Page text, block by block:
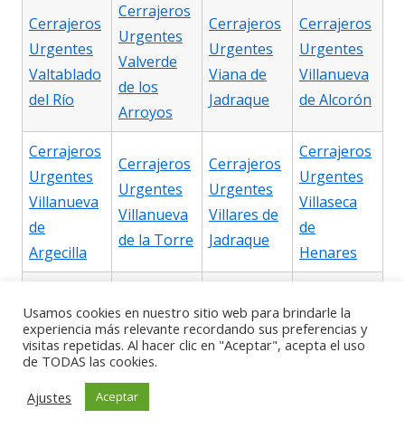
Cerrajeros
Urgentes
Valtablado
del Río
Cerrajeros
Urgentes
Valverde
de los
Arroyos
Cerrajeros
Urgentes
Viana de
Jadraque
Cerrajeros
Urgentes
Villanueva
de Alcorón
Cerrajeros
Urgentes
Villanueva
de
Argecilla
Cerrajeros
Urgentes
Villanueva
de la Torre
Cerrajeros
Urgentes
Villares de
Jadraque
Cerrajeros
Urgentes
Villaseca
de
Henares
Urgentes
Villaseca
de Uceda
Urgentes
Villel de
Mesa
Cerrajeros
Urgentes
Viñuelas
Cerrajeros
Urgentes
Yebes
Usamos cookies en nuestro sitio web para brindarle la
experiencia más relevante recordando sus preferencias y
visitas repetidas. Al hacer clic en "Aceptar", acepta el uso
de TODAS las cookies.
Ajustes
Aceptar